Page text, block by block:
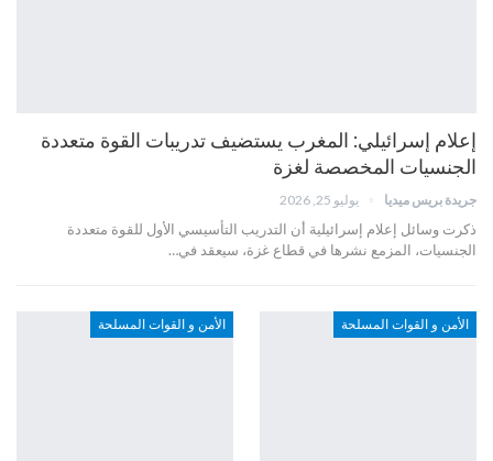
إعلام إسرائيلي: المغرب يستضيف تدريبات القوة متعددة
الجنسيات المخصصة لغزة
جريدة بريس ميديا يوليو 25, 2026
ذكرت وسائل إعلام إسرائيلية أن التدريب التأسيسي الأول للقوة متعددة
الجنسيات، المزمع نشرها في قطاع غزة، سيعقد في…
الأمن و القوات المسلحة الأمن و القوات المسلحة